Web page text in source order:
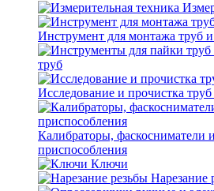
Инструмент для монтажа труб и
труб
Исследование и прочистка
Калибраторы, фаскосниматели
приспособления
Ключи
Нарезание